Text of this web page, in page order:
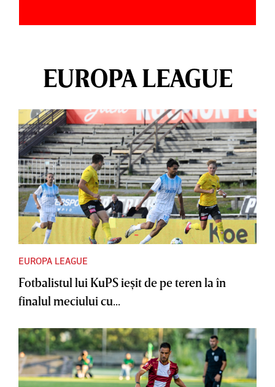
EUROPA LEAGUE
EUROPA LEAGUE
Fotbalistul lui KuPS ieşit de pe teren la în
finalul meciului cu...